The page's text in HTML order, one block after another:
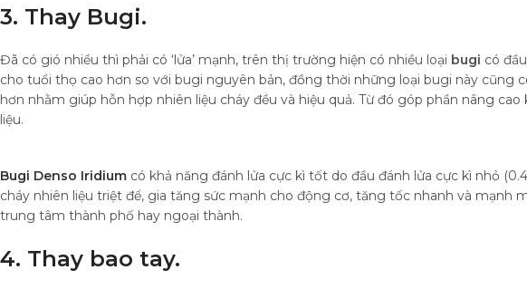
3. Thay Bugi.
Đã có gió nhiều thì phải có ‘lửa’ mạnh, trên thị trường hiện có nhiều loại bugi có
cho tuổi thọ cao hơn so với bugi nguyên bản, đồng thời những loại bugi này cũng
hơn nhằm giúp hỗn hợp nhiên liệu cháy đều và hiệu quả. Từ đó góp phần nâng
liệu.
Bugi Denso Iridium có khả năng đánh lửa cực kì tốt do đầu đánh lửa cực kì nhỏ
cháy nhiên liệu triệt để, gia tăng sức mạnh cho động cơ, tăng tốc nhanh và mạnh
trung tâm thành phố hay ngoại thành.
4. Thay bao tay.